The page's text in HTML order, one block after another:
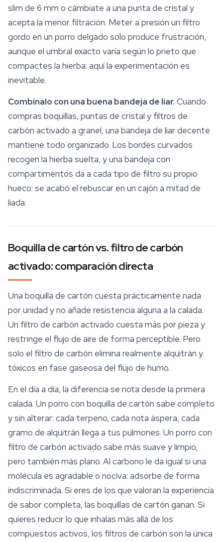
slim de 6 mm o cámbiate a una punta de cristal y
acepta la menor filtración. Meter a presión un filtro
gordo en un porro delgado solo produce frustración,
aunque el umbral exacto varía según lo prieto que
compactes la hierba: aquí la experimentación es
inevitable.
Combínalo con una buena bandeja de liar. Cuando
compras boquillas, puntas de cristal y filtros de
carbón activado a granel, una bandeja de liar decente
mantiene todo organizado. Los bordes curvados
recogen la hierba suelta, y una bandeja con
compartimentos da a cada tipo de filtro su propio
hueco: se acabó el rebuscar en un cajón a mitad de
liada.
Boquilla de cartón vs. filtro de carbón
activado: comparación directa
Una boquilla de cartón cuesta prácticamente nada
por unidad y no añade resistencia alguna a la calada.
Un filtro de carbón activado cuesta más por pieza y
restringe el flujo de aire de forma perceptible. Pero
solo el filtro de carbón elimina realmente alquitrán y
tóxicos en fase gaseosa del flujo de humo.
En el día a día, la diferencia se nota desde la primera
calada. Un porro con boquilla de cartón sabe completo
y sin alterar: cada terpeno, cada nota áspera, cada
gramo de alquitrán llega a tus pulmones. Un porro con
filtro de carbón activado sabe más suave y limpio,
pero también más plano. Al carbono le da igual si una
molécula es agradable o nociva: adsorbe de forma
indiscriminada. Si eres de los que valoran la experiencia
de sabor completa, las boquillas de cartón ganan. Si
quieres reducir lo que inhalas más allá de los
compuestos activos, los filtros de carbón son la única